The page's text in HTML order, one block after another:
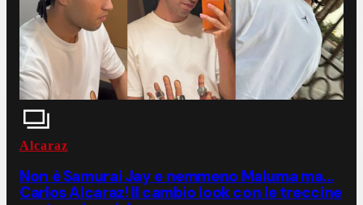
Alcaraz
Non è Samurai Jay e nemmeno Maluma ma...
Carlos Alcaraz! Il cambio look con le treccine